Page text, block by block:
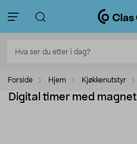
Forside Hjem Kjøkkenutstyr
Digital timer med magnet